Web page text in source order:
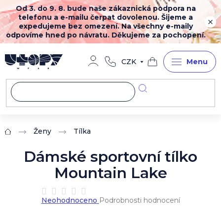
Přejít
na
obsah
Od 3. do 9. 8. bude naše zákaznická podpora na
telefonu a e-mailu čerpat dovolenou. Šijeme a
expedujeme bez omezení. Na všechny e-maily
odpovíme hned po návratu. Děkujeme za pochopení.
CZK
Nákupní
košík
Domů Ženy Tílka
Dámské sportovní tílko
Mountain Lake
Průměrné
hodnocení
Neohodnoceno Podrobnosti hodnocení